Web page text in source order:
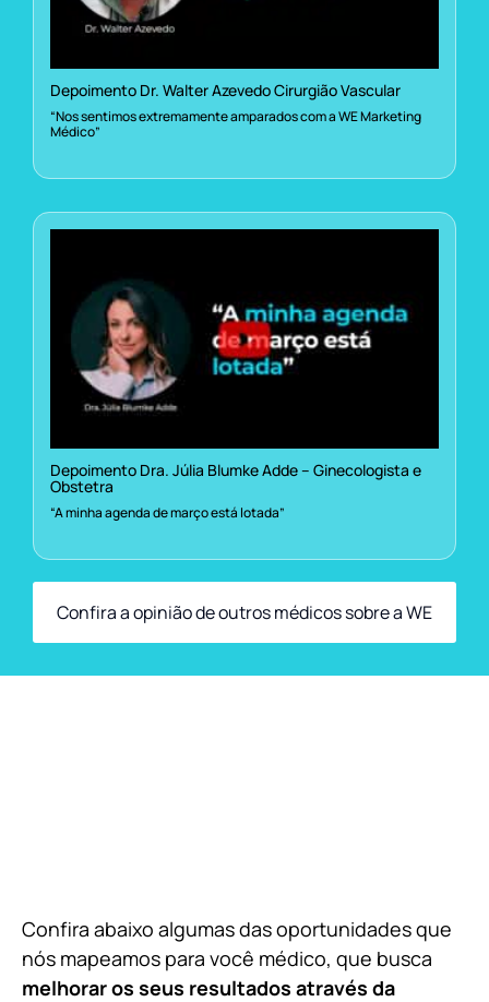
Depoimento Dr. Walter Azevedo Cirurgião Vascular
“Nos sentimos extremamente amparados com a WE Marketing
Médico”
Depoimento Dra. Júlia Blumke Adde – Ginecologista e
Obstetra
“A minha agenda de março está lotada”
Confira a opinião de outros médicos sobre a WE
Confira abaixo algumas das oportunidades que
nós mapeamos para você médico, que busca
melhorar os seus resultados através da